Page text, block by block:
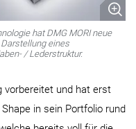
hat DMG MORI neue
eines
/ Lederstruktur.
vorbereitet und hat erst
in sein Portfolio rund